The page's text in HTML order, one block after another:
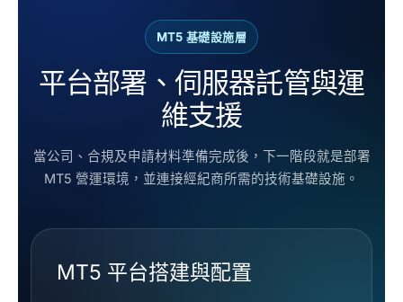
MT5 基礎設施層
平台部署、伺服器託管與運
維支援
當公司、合規及申請材料準備完成後，下一階段就是部署
MT5 營運環境，並連接經紀商所需的技術基礎設施。
MT5 平台搭建與配置